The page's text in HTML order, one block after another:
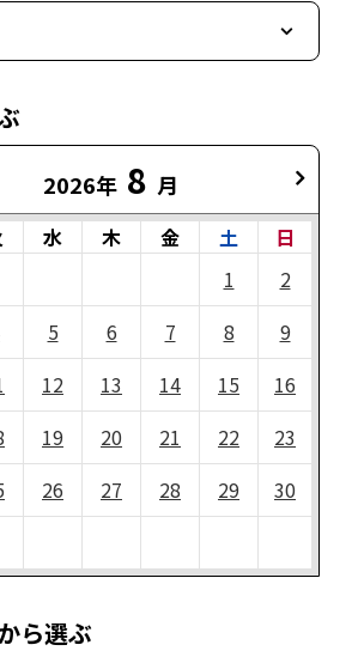
2026年 8 月
水 木 金 土
日
1
2
5 6 7 8
9
12 13 14 15
16
19 20 21 22
23
26 27 28 29
30
ら選ぶ